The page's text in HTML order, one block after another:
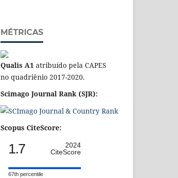
MÉTRICAS
Qualis A1 atribuído pela CAPES
no quadriênio 2017-2020.
Scimago Journal Rank (SJR):
Scopus CiteScore:
1.7
2024
CiteScore
67th percentile